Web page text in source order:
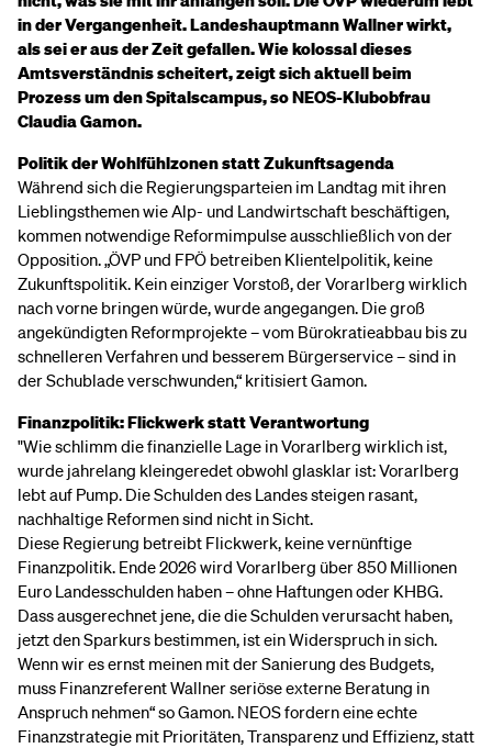
in der Vergangenheit. Landeshauptmann Wallner wirkt,
als sei er aus der Zeit gefallen. Wie kolossal dieses
Amtsverständnis scheitert, zeigt sich aktuell beim
Prozess um den Spitalscampus, so NEOS-Klubobfrau
Claudia Gamon.
Politik der Wohlfühlzonen statt Zukunftsagenda
Während sich die Regierungsparteien im Landtag mit ihren
Lieblingsthemen wie Alp- und Landwirtschaft beschäftigen,
kommen notwendige Reformimpulse ausschließlich von der
Opposition. „ÖVP und FPÖ betreiben Klientelpolitik, keine
Zukunftspolitik. Kein einziger Vorstoß, der Vorarlberg wirklich
nach vorne bringen würde, wurde angegangen. Die groß
angekündigten Reformprojekte – vom Bürokratieabbau bis zu
schnelleren Verfahren und besserem Bürgerservice – sind in
der Schublade verschwunden,“ kritisiert Gamon.
Finanzpolitik: Flickwerk statt Verantwortung
"Wie schlimm die finanzielle Lage in Vorarlberg wirklich ist,
wurde jahrelang kleingeredet obwohl glasklar ist: Vorarlberg
lebt auf Pump. Die Schulden des Landes steigen rasant,
nachhaltige Reformen sind nicht in Sicht.
Diese Regierung betreibt Flickwerk, keine vernünftige
Finanzpolitik. Ende 2026 wird Vorarlberg über 850 Millionen
Euro Landesschulden haben – ohne Haftungen oder KHBG.
Dass ausgerechnet jene, die die Schulden verursacht haben,
jetzt den Sparkurs bestimmen, ist ein Widerspruch in sich.
Wenn wir es ernst meinen mit der Sanierung des Budgets,
muss Finanzreferent Wallner seriöse externe Beratung in
Anspruch nehmen“ so Gamon. NEOS fordern eine echte
Finanzstrategie mit Prioritäten, Transparenz und Effizienz, statt